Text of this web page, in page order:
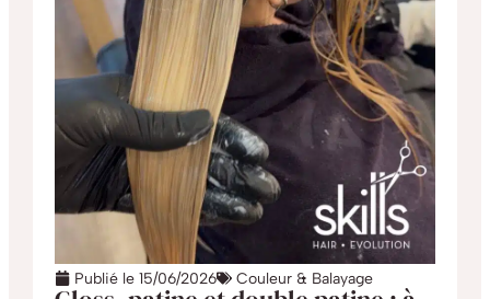
Publié le 15/06/2026 Couleur & Balayage